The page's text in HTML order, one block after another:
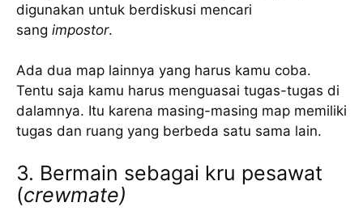
digunakan untuk berdiskusi mencari
sang impostor.
Ada dua map lainnya yang harus kamu coba.
Tentu saja kamu harus menguasai tugas-tugas di
dalamnya. Itu karena masing-masing map memiliki
tugas dan ruang yang berbeda satu sama lain.
3. Bermain sebagai kru pesawat
(crewmate)